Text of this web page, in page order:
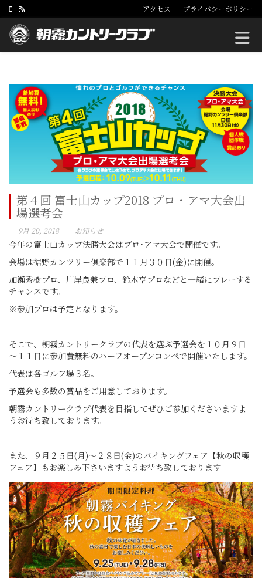
アクセス プライバシーポリシー
第４回 富士山カップ2018 プロ・アマ大会出
場選考会
9月 20, 2018 お知らせ
今年の富士山カップ決勝大会はプロ･アマ大会で開催です。
会場は裾野カンツリー倶楽部で１１月３０日(金)に開催。
加瀬秀樹プロ、川岸良兼プロ、鈴木亨プロなどと一緒にプレーする
チャンスです。
※参加プロは予定となります。
そこで、朝霧カントリークラブの代表を選ぶ予選会を１０月９日
～１１日に参加費無料のハーフオープンコンペで開催いたします。
代表は各ゴルフ場３名。
予選会も多数の賞品をご用意しております。
朝霧カントリークラブ代表を目指してぜひご参加くださいますよ
う お待ち致しております。
また、９月２５日(月)～２８日(金)のバイキングフェア【秋の収穫
フェア】もお楽しみ下さいますようお待ち致しております